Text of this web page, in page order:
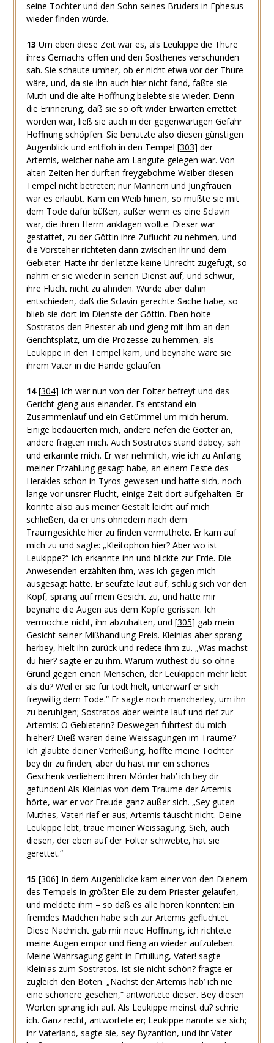
seine Tochter und den Sohn seines Bruders in Ephesus
wieder finden würde.
13 Um eben diese Zeit war es, als Leukippe die Thüre
ihres Gemachs offen und den Sosthenes verschunden
sah. Sie schaute umher, ob er nicht etwa vor der Thüre
wäre, und, da sie ihn auch hier nicht fand, faßte sie
Muth und die alte Hoffnung belebte sie wieder. Denn
die Erinnerung, daß sie so oft wider Erwarten errettet
worden war, ließ sie auch in der gegenwärtigen Gefahr
Hoffnung schöpfen. Sie benutzte also diesen günstigen
Augenblick und entfloh in den Tempel [303] der
Artemis, welcher nahe am Langute gelegen war. Von
alten Zeiten her durften freygebohrne Weiber diesen
Tempel nicht betreten; nur Männern und Jungfrauen
war es erlaubt. Kam ein Weib hinein, so mußte sie mit
dem Tode dafür büßen, außer wenn es eine Sclavin
war, die ihren Herrn anklagen wollte. Dieser war
gestattet, zu der Göttin ihre Zuflucht zu nehmen, und
die Vorsteher richteten dann zwischen ihr und dem
Gebieter. Hatte ihr der letzte keine Unrecht zugefügt, so
nahm er sie wieder in seinen Dienst auf, und schwur,
ihre Flucht nicht zu ahnden. Wurde aber dahin
entschieden, daß die Sclavin gerechte Sache habe, so
blieb sie dort im Dienste der Göttin. Eben holte
Sostratos den Priester ab und gieng mit ihm an den
Gerichtsplatz, um die Prozesse zu hemmen, als
Leukippe in den Tempel kam, und beynahe wäre sie
ihrem Vater in die Hände gelaufen.
14 [304] Ich war nun von der Folter befreyt und das
Gericht gieng aus einander. Es entstand ein
Zusammenlauf und ein Getümmel um mich herum.
Einige bedauerten mich, andere riefen die Götter an,
andere fragten mich. Auch Sostratos stand dabey, sah
und erkannte mich. Er war nehmlich, wie ich zu Anfang
meiner Erzählung gesagt habe, an einem Feste des
Herakles schon in Tyros gewesen und hatte sich, noch
lange vor unsrer Flucht, einige Zeit dort aufgehalten. Er
konnte also aus meiner Gestalt leicht auf mich
schließen, da er uns ohnedem nach dem
Traumgesichte hier zu finden vermuthete. Er kam auf
mich zu und sagte: „Kleitophon hier? Aber wo ist
Leukippe?“ Ich erkannte ihn und blickte zur Erde. Die
Anwesenden erzählten ihm, was ich gegen mich
ausgesagt hatte. Er seufzte laut auf, schlug sich vor den
Kopf, sprang auf mein Gesicht zu, und hätte mir
beynahe die Augen aus dem Kopfe gerissen. Ich
vermochte nicht, ihn abzuhalten, und [305] gab mein
Gesicht seiner Mißhandlung Preis. Kleinias aber sprang
herbey, hielt ihn zurück und redete ihm zu. „Was machst
du hier? sagte er zu ihm. Warum wüthest du so ohne
Grund gegen einen Menschen, der Leukippen mehr liebt
als du? Weil er sie für todt hielt, unterwarf er sich
freywillig dem Tode.“ Er sagte noch mancherley, um ihn
zu beruhigen; Sostratos aber weinte lauf und rief zur
Artemis: O Gebieterin? Deswegen führtest du mich
hieher? Dieß waren deine Weissagungen im Traume?
Ich glaubte deiner Verheißung, hoffte meine Tochter
bey dir zu finden; aber du hast mir ein schönes
Geschenk verliehen: ihren Mörder hab’ ich bey dir
gefunden! Als Kleinias von dem Traume der Artemis
hörte, war er vor Freude ganz außer sich. „Sey guten
Muthes, Vater! rief er aus; Artemis täuscht nicht. Deine
Leukippe lebt, traue meiner Weissagung. Sieh, auch
diesen, der eben auf der Folter schwebte, hat sie
gerettet.“
15 [306] In dem Augenblicke kam einer von den Dienern
des Tempels in größter Eile zu dem Priester gelaufen,
und meldete ihm – so daß es alle hören konnten: Ein
fremdes Mädchen habe sich zur Artemis geflüchtet.
Diese Nachricht gab mir neue Hoffnung, ich richtete
meine Augen empor und fieng an wieder aufzuleben.
Meine Wahrsagung geht in Erfüllung, Vater! sagte
Kleinias zum Sostratos. Ist sie nicht schön? fragte er
zugleich den Boten. „Nächst der Artemis hab’ ich nie
eine schönere gesehen,“ antwortete dieser. Bey diesen
Worten sprang ich auf. Als Leukippe meinst du? schrie
ich. Ganz recht, antwortete er; Leukippe nannte sie sich;
ihr Vaterland, sagte sie, sey Byzantion, und ihr Vater